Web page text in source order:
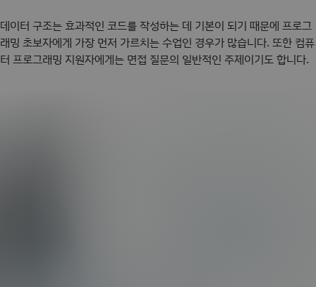
데이터 구조는 효과적인 코드를 작성하는 데 기본이 되기 때문에 프로그
래밍 초보자에게 가장 먼저 가르치는 수업인 경우가 많습니다. 또한 컴퓨
터 프로그래밍 지원자에게는 면접 질문의 일반적인 주제이기도 합니다.